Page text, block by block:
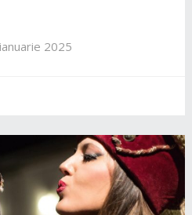
2025